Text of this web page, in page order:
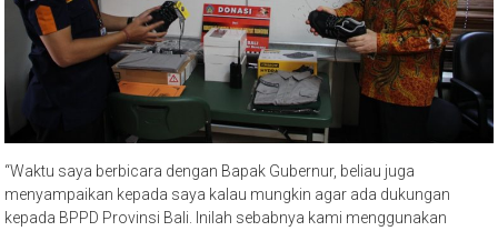
“Waktu saya berbicara dengan Bapak Gubernur, beliau juga
menyampaikan kepada saya kalau mungkin agar ada dukungan
kepada BPPD Provinsi Bali. Inilah sebabnya kami menggunakan